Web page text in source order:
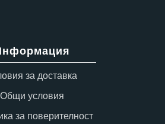
за доставка
Общи условия
за поверителност